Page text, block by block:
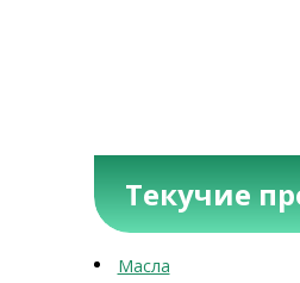
Текучие
Масла